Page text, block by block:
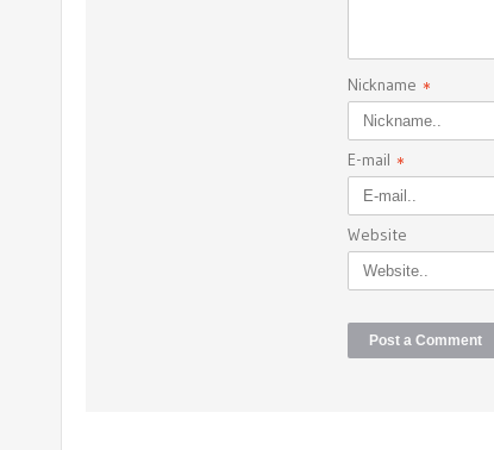
Nickname *
E-mail *
Website